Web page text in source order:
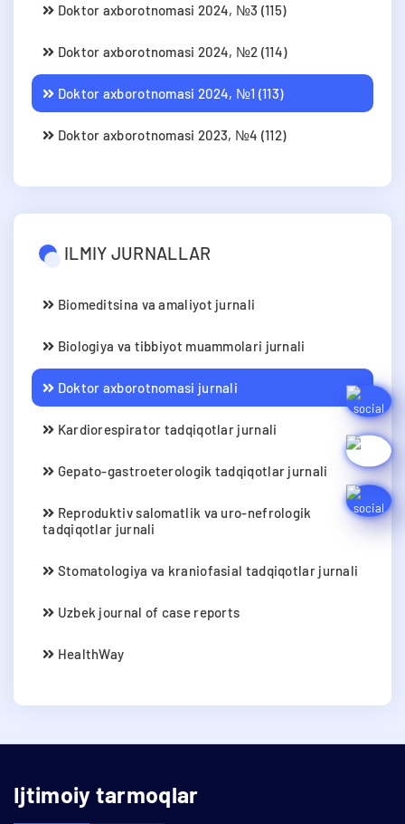
Doktor axborotnomasi 2024, №3 (115)
Doktor axborotnomasi 2024, №2 (114)
Doktor axborotnomasi 2024, №1 (113)
Doktor axborotnomasi 2023, №4 (112)
ILMIY JURNALLAR
Biomeditsina va amaliyot jurnali
Biologiya va tibbiyot muammolari jurnali
Doktor axborotnomasi jurnali
Kardiorespirator tadqiqotlar jurnali
Gepato-gastroeterologik tadqiqotlar jurnali
Reproduktiv salomatlik va uro-nefrologik
tadqiqotlar jurnali
Stomatologiya va kraniofasial tadqiqotlar jurnali
Uzbek journal of case reports
HealthWay
Ijtimoiy tarmoqlar